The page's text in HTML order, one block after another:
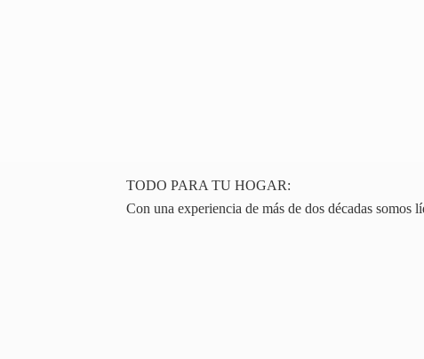
TODO PARA TU HOGAR:
Con una experiencia de más de dos décadas